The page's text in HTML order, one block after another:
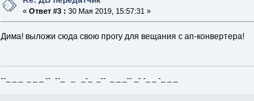
«Ответ #3 : 30 Мая 2019, 15:57:31 »
Дима! выложи сюда свою прогу для вещания с ап-конвертера!
--_ _ _ _ _ _ -- --_ _ _-_ _-- _ _ _-- _- -_ _ -_ _ _